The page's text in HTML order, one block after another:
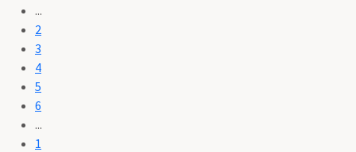
...
2
3
4
5
6
...
1